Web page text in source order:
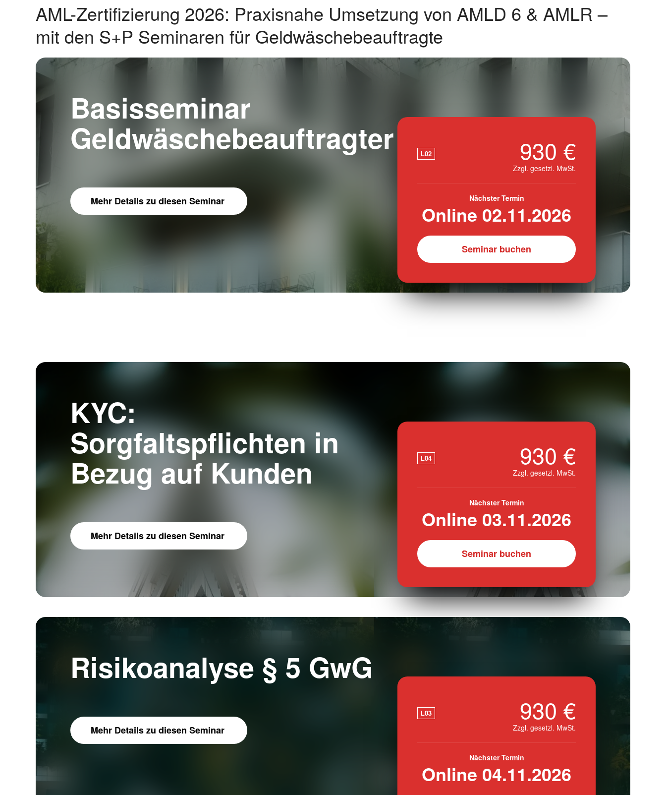
AML-Zertifizierung 2026: Praxisnahe Umsetzung von AMLD 6 & AMLR –
mit den S+P Seminaren für Geldwäschebeauftragte
Basisseminar
Geldwäschebeauftragter
Mehr Detailszu diesen Seminar
L02 930 €
Zzgl. gesetzl. MwSt.
Nächster Termin
Online 02.11.2026
Seminar buchen
KYC:
Sorgfaltspflichten in
Bezug auf Kunden
Mehr Detailszu diesen Seminar
L04 930 €
Zzgl. gesetzl. MwSt.
Nächster Termin
Online 03.11.2026
Seminar buchen
Risikoanalyse § 5 GwG
Mehr Detailszu diesen Seminar
L03 930 €
Zzgl. gesetzl. MwSt.
Nächster Termin
Online 04.11.2026